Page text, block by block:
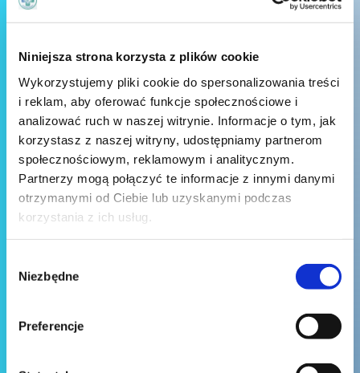
Niniejsza strona korzysta z plików cookie
Wykorzystujemy pliki cookie do spersonalizowania treści
i reklam, aby oferować funkcje społecznościowe i
analizować ruch w naszej witrynie. Informacje o tym, jak
korzystasz z naszej witryny, udostępniamy partnerom
społecznościowym, reklamowym i analitycznym.
Partnerzy mogą połączyć te informacje z innymi danymi
otrzymanymi od Ciebie lub uzyskanymi podczas
korzystania z ich usług.
zgody
Niezbędne
Preferencje
Wyślij wiadomość